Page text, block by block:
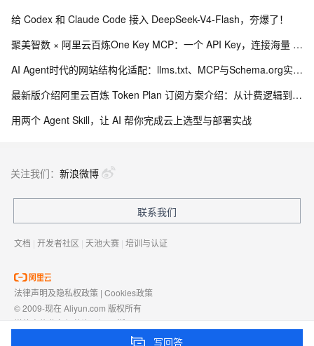
给 Codex 和 Claude Code 接入 DeepSeek-V4-Flash，夯爆了！
聚美智数 × 阿里云百炼One Key MCP：一个 API Key，连接海量 Agent 生态
AI Agent时代的网站结构化适配：llms.txt、MCP与Schema.org实践研究
最新版介绍阿里云百炼 Token Plan 订阅方案介绍：从计费逻辑到选型指南
用两个 Agent Skill，让 AI 帮你完成云上选型与部署实战
写回答
关注我们： 新浪微博
联系我们
文档 | 开发者社区 | 天池大赛 | 培训与认证
法律声明及隐私权政策 | Cookies政策
© 2009-现在 Aliyun.com 版权所有
增值电信业务经营许可证： 浙B2-20080101
浙D3-20210002